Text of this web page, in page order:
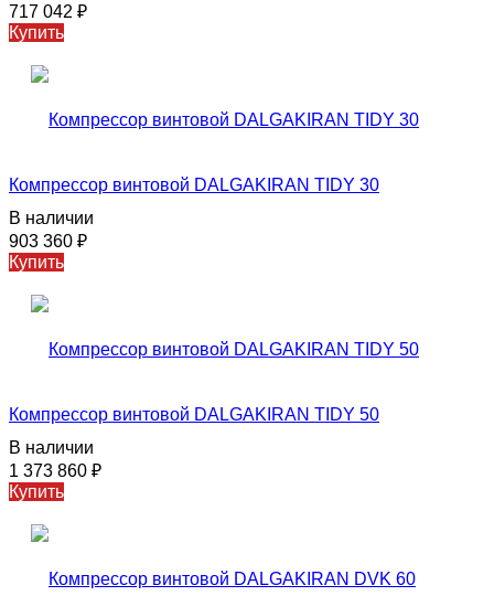
717 042 ₽
Купить
Компрессор винтовой DALGAKIRAN TIDY 30
В наличии
903 360 ₽
Купить
Компрессор винтовой DALGAKIRAN TIDY 50
В наличии
1 373 860 ₽
Купить